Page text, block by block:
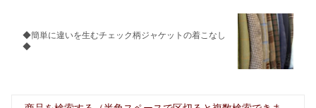
◆簡単に違いを生むチェック柄ジャケットの着こなし
◆